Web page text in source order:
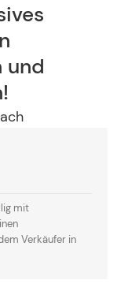
und
mit
Verkäufer in